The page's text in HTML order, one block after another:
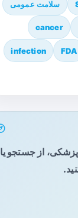
سلامت عمومی
cancer
FDA
infection
از جستجو یا